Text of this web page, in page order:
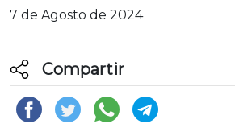
7 de Agosto de 2024
Compartir